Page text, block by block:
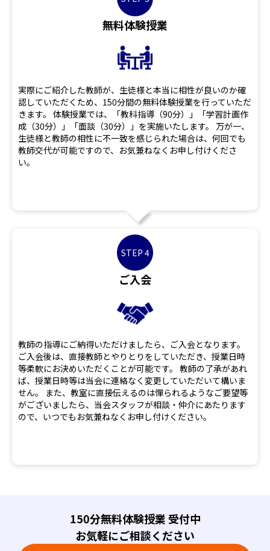
無料体験授業
実際にご紹介した教師が、生徒様と本当に相性が良いのか確
認していただくため、150分間の無料体験授業を行っていただ
きます。 体験授業では、「教科指導（90分）」「学習計画作
成（30分）」「面談（30分）」を実施いたします。 万が一、
生徒様と教師の相性に不一致を感じられた場合は、何回でも
教師交代が可能ですので、お気兼ねなくお申し付けくださ
い。
STEP 4
ご入会
教師の指導にご納得いただけましたら、ご入会となります。
ご入会後は、直接教師とやりとりをしていただき、授業日時
等柔軟にお決めいただくことが可能です。 教師の了承があれ
ば、授業日時等は当会に連絡なく変更していただいて構いま
せん。 また、教室に直接伝えるのは憚られるようなご要望等
がございましたら、当会スタッフが相談・仲介にあたります
ので、いつでもお気兼ねなくお申し付けください。
150分無料体験授業 受付中
お気軽にご相談ください